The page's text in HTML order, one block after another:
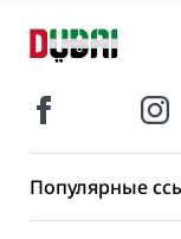
Популярные